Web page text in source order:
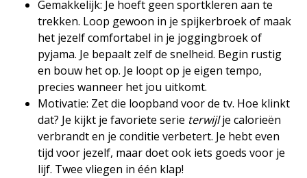
Gemakkelijk: Je hoeft geen sportkleren aan te
trekken. Loop gewoon in je spijkerbroek of maak
het jezelf comfortabel in je joggingbroek of
pyjama. Je bepaalt zelf de snelheid. Begin rustig
en bouw het op. Je loopt op je eigen tempo,
precies wanneer het jou uitkomt.
Motivatie: Zet die loopband voor de tv. Hoe klinkt
dat? Je kijkt je favoriete serie terwijlje calorieën
verbrandt en je conditie verbetert. Je hebt even
tijd voor jezelf, maar doet ook iets goeds voor je
lijf. Twee vliegen in één klap!